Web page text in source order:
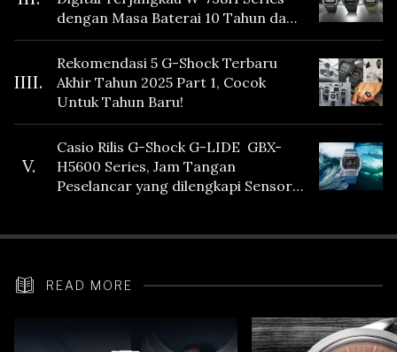
dengan Masa Baterai 10 Tahun dan
Fitur Vibration
IIII.
Rekomendasi 5 G-Shock Terbaru
Akhir Tahun 2025 Part 1, Cocok
Untuk Tahun Baru!
V.
Casio Rilis G-Shock G-LIDE GBX-
H5600 Series, Jam Tangan
Peselancar yang dilengkapi Sensor
READ MORE